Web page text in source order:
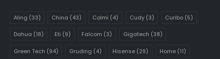
Aling (33) China (43) Colmi (4) Cudy(3) Curibo (5)
Dahua (18) Eti (9) Falcom (3) Gigatech (38)
Green Tech (94) Gruding (4) Hisense (29) Home(11)